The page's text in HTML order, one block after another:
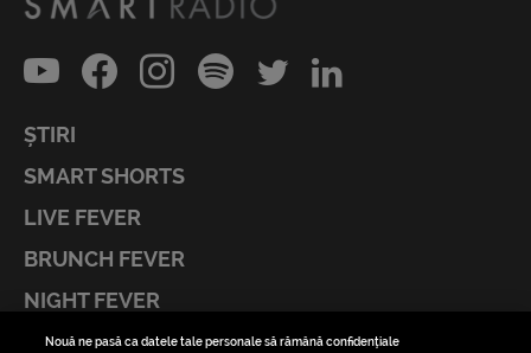
ȘTIRI
SMART SHORTS
LIVE FEVER
BRUNCH FEVER
NIGHT FEVER
LIVE FEVER CONCERT
Nouă ne pasă ca datele tale personale să rămână confidențiale